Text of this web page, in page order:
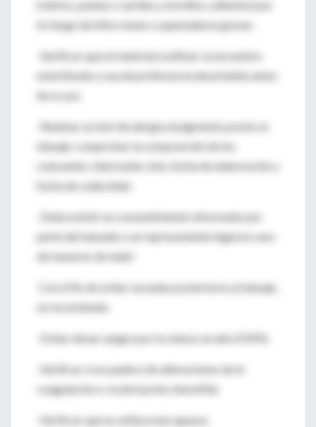
(vidrios, puntas o varillas y tornillos calientes) por
el riesgo de infecciones o quemaduras graves
-Verificar que el material a utilizar se encuentre
esterilizado y sea de preferencia desechable antes
de su uso
-Realizar un test de alergia al pigmento previo al
tatuaje: comprobar la composición de los
colorantes, fabricante, lote, fecha de elaboración y
fecha de caducidad.
-Debe existir un consentimiento informado por
parte del tatuado o un representante legal en caso
de menores de edad
Con el fin de evitar secuelas posteriores al tatuaje,
se recomienda:
-Evitar donar sangre por lo menos un año (OMS).
-Verificar si no padece de alteraciones de la
coagulación o cicatrización, hemofilia
-Verificar que no utiliza marcapasos